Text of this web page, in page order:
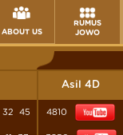
ABOUT US
RUMUS
JOWO
Asil 4D
32 45 4810